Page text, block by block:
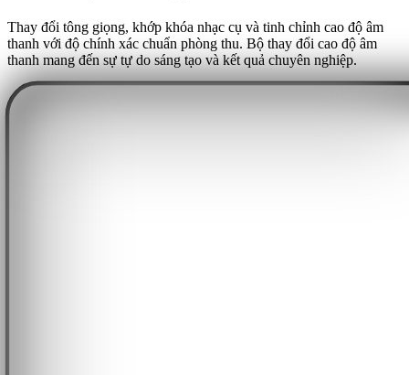
Thay đổi tông giọng, khớp khóa nhạc cụ và tinh chỉnh cao độ âm
thanh với độ chính xác chuẩn phòng thu. Bộ thay đổi cao độ âm
thanh mang đến sự tự do sáng tạo và kết quả chuyên nghiệp.